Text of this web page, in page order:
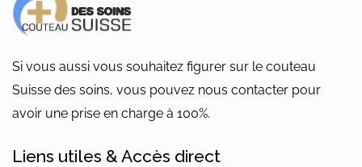
Si vous aussi vous souhaitez figurer sur le couteau
Suisse des soins, vous pouvez nous contacter pour
avoir une prise en charge à 100%.
Liens utiles & Accès direct